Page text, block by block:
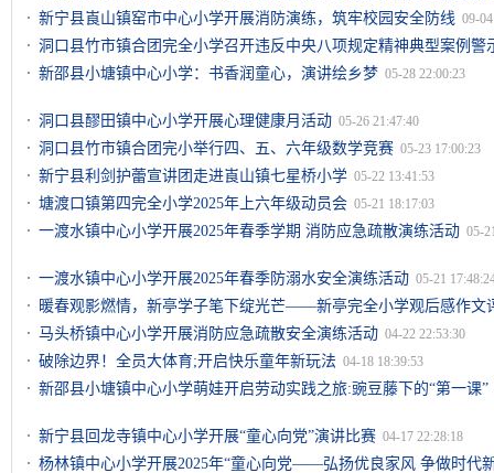
新宁县崀山镇窑市中心小学开展消防演练，筑牢校园安全防线 09-
洞口县竹市镇合团完全小学召开违反中央八项规定精神典型案例警
新邵县小塘镇中心小学：书香润童心，演讲绘乡梦 05-28 22:00:23
洞口县醪田镇中心小学开展心理健康月活动 05-26 21:47:40
洞口县竹市镇合团完小举行四、五、六年级数学竞赛 05-23 17:00:23
新宁县利剑护蕾宣讲团走进崀山镇七星桥小学 05-22 13:41:53
塘渡口镇第四完全小学2025年上六年级动员会 05-21 18:17:03
一渡水镇中心小学开展2025年春季学期 消防应急疏散演练活动 05-
一渡水镇中心小学开展2025年春季防溺水安全演练活动 05-21
暖春观影燃情，新亭学子笔下绽光芒——新亭完全小学观后感作文
马头桥镇中心小学开展消防应急疏散安全演练活动 04-22 22:53:30
破除边界！全员大体育;开启快乐童年新玩法 04-18 18:39:53
新邵县小塘镇中心小学萌娃开启劳动实践之旅:豌豆藤下的“第一课”
新宁县回龙寺镇中心小学开展“童心向党”演讲比赛 04-17 22:28:18
杨林镇中心小学开展2025年“童心向党——弘扬优良家风 争做时代